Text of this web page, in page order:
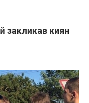
закликав киян